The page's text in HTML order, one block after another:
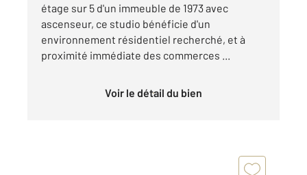
étage sur 5 d'un immeuble de 1973 avec
ascenseur, ce studio bénéficie d'un
environnement résidentiel recherché, et à
proximité immédiate des commerces ...
Voir le détail du bien